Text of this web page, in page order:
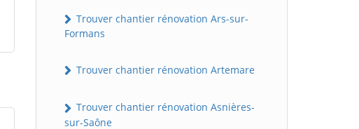
Trouver chantier rénovation Ars-sur-
Formans
Trouver chantier rénovation Artemare
Trouver chantier rénovation Asnières-
sur-Saône